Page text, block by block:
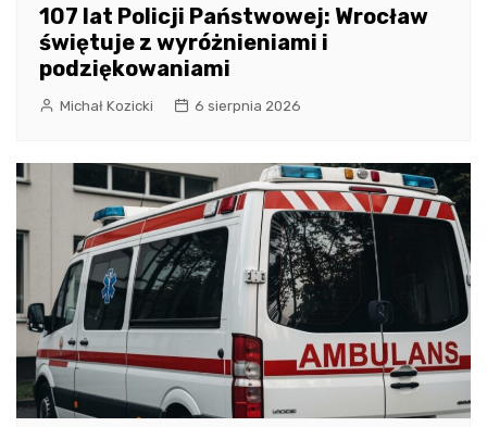
107 lat Policji Państwowej: Wrocław
świętuje z wyróżnieniami i
podziękowaniami
Michał Kozicki 6 sierpnia 2026